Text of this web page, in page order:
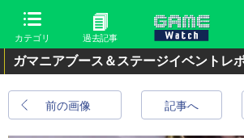
カテゴリ 過去記事
ガマニアブース＆ステージイベントレ
前の画像 記事へ